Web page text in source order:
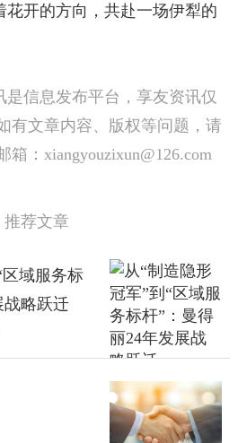
花开的方向，共赴一场伊犁的
是信息发布平台，享友资讯仅
有文章内容、版权等问题，请
：xiangyouzixun@126.com
推荐文章
区域服务标
战略跃迁